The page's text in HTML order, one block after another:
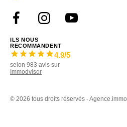
ILS NOUS
RECOMMANDENT
4.9/5
selon 983 avis sur
Immodvisor
© 2026 tous droits réservés - Agence.immo